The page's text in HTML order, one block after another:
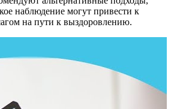
наблюдение могут привести к
на пути к выздоровлению.